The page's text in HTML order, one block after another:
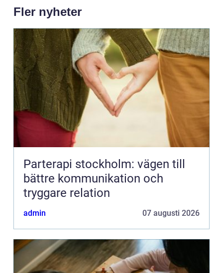
Fler nyheter
Parterapi stockholm: vägen till
bättre kommunikation och
tryggare relation
admin 07 augusti 2026